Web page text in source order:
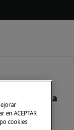
Estampada
ACEPTAR
cookies